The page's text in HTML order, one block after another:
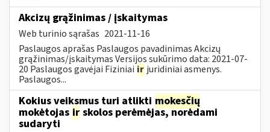
Akcizų grąžinimas / įskaitymas
Web turinio sąrašas 2021-11-16
Paslaugos aprašas Paslaugos pavadinimas Akcizų
grąžinimas/įskaitymas Versijos sukūrimo data: 2021-07-
20 Paslaugos gavėjai Fiziniai ir juridiniai asmenys.
Paslaugos...
Kokius veiksmus turi atlikti mokesčių
mokėtojas ir skolos perėmėjas, norėdami
sudaryti